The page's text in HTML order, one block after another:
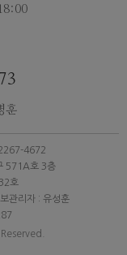
훈
4672
571A호 3층
호
관리자 : 유성훈